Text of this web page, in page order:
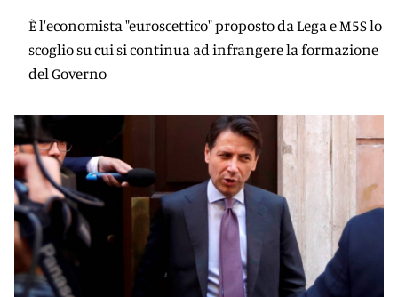
È l'economista "euroscettico" proposto da Lega e M5S lo
scoglio su cui si continua ad infrangere la formazione
del Governo